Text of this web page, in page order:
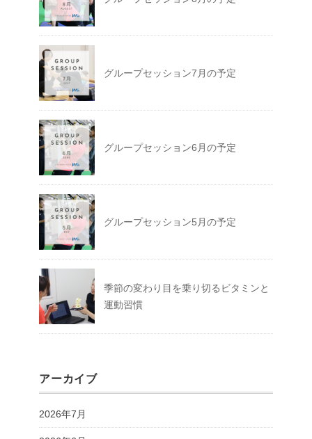
グループセッション7月の予定
グループセッション6月の予定
グループセッション5月の予定
季節の変わり目を乗り切るビタミンと
運動習慣
アーカイブ
2026年7月